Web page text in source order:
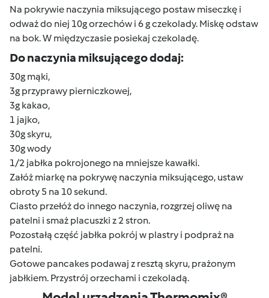
Na pokrywie naczynia miksującego postaw miseczkę i
odważ do niej 10g orzechów i 6 g czekolady. Miskę odstaw
na bok. W międzyczasie posiekaj czekoladę.
Do naczynia miksującego dodaj:
30g mąki,
3g przyprawy pierniczkowej,
3g kakao,
1 jajko,
30g skyru,
30g wody
1/2 jabłka pokrojonego na mniejsze kawałki.
Załóż miarkę na pokrywę naczynia miksującego, ustaw
obroty 5 na 10 sekund.
Ciasto przełóż do innego naczynia, rozgrzej oliwę na
patelni i smaż placuszki z 2 stron.
Pozostałą część jabłka pokrój w plastry i podpraż na
patelni.
Gotowe pancakes podawaj z resztą skyru, prażonym
jabłkiem. Przystrój orzechami i czekoladą.